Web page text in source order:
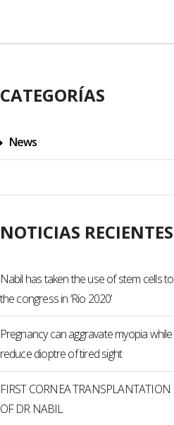
CATEGORÍAS
News
NOTICIAS RECIENTES
Nabil has taken the use of stem cells to
the congress in ‘Rio 2020’
Pregnancy can aggravate myopia while
reduce dioptre of tired sight
FIRST CORNEA TRANSPLANTATION
OF DR NABIL